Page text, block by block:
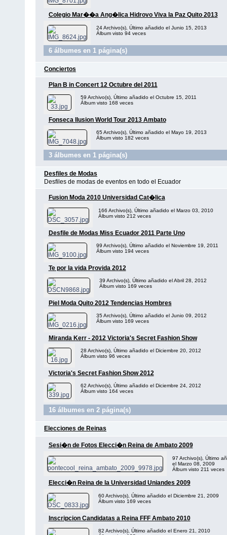
Colegio Mar��a Ang�lica Hidrovo Viva la Paz Quito 2013
24 Archivo(s), Último añadido el Junio 15, 2013
Álbum visto 94 veces
6 álbumes en 1 página(s)
Conciertos
Plan B in Concert 12 Octubre del 2011
59 Archivo(s), Último añadido el Octubre 15, 2011
Álbum visto 168 veces
Fonseca Ilusion World Tour 2013 Ambato
65 Archivo(s), Último añadido el Mayo 19, 2013
Álbum visto 182 veces
3 álbumes en 1 página(s)
Desfiles de Modas
Desfiles de modas de eventos en todo el Ecuador
Fusion Moda 2010 Universidad Cat�lica
166 Archivo(s), Último añadido el Marzo 03, 2010
Álbum visto 212 veces
Desfile de Modas Miss Ecuador 2011 Parte Uno
99 Archivo(s), Último añadido el Noviembre 19, 2011
Álbum visto 194 veces
Te por la vida Provida 2012
39 Archivo(s), Último añadido el Abril 28, 2012
Álbum visto 169 veces
Piel Moda Quito 2012 Tendencias Hombres
35 Archivo(s), Último añadido el Junio 09, 2012
Álbum visto 169 veces
Miranda Kerr - 2012 Victoria's Secret Fashion Show
28 Archivo(s), Último añadido el Diciembre 20, 2012
Álbum visto 96 veces
Victoria's Secret Fashion Show 2012
62 Archivo(s), Último añadido el Diciembre 24, 2012
Álbum visto 164 veces
16 álbumes en 2 página(s)
Elecciones de Reinas
Sesi�n de Fotos Elecci�n Reina de Ambato 2009
97 Archivo(s), Último
el Marzo 08, 2009
Álbum visto 211 veces
Elecci�n Reina de la Universidad Uniandes 2009
60 Archivo(s), Último añadido el Diciembre 21, 2009
Álbum visto 169 veces
Inscripcion Candidatas a Reina FFF Ambato 2010
82 Archivo(s), Último añadido el Enero 21, 2010